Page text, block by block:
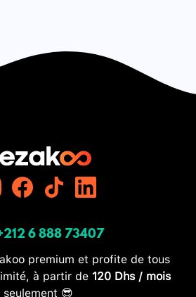
6 888 73407
premium et profite de tous
à partir de 120 Dhs / mois
seulement 😎